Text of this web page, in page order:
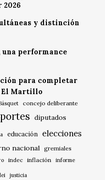
y distinción
una performance
para completar
El Martillo
concejo deliberante
diputados
educación elecciones
nacional gremiales
indec inflación informe
justicia